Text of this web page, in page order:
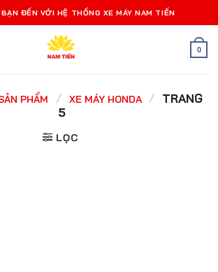
ĐẾN VỚI HỆ THỐNG XE MÁY NAM TIẾN
0
PHẨM / XE MÁY HONDA / TRANG
5
LỌC